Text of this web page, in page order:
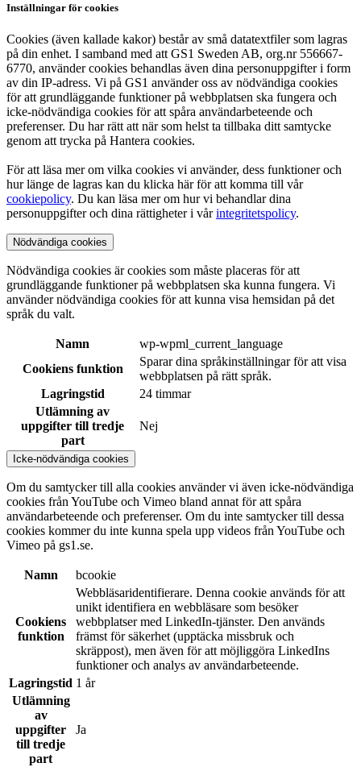
Inställningar för cookies
Cookies (även kallade kakor) består av små datatextfiler som lagras
på din enhet. I samband med att GS1 Sweden AB, org.nr 556667-
6770, använder cookies behandlas även dina personuppgifter i form
av din IP-adress. Vi på GS1 använder oss av nödvändiga cookies
för att grundläggande funktioner på webbplatsen ska fungera och
icke-nödvändiga cookies för att spåra användarbeteende och
preferenser. Du har rätt att när som helst ta tillbaka ditt samtycke
genom att trycka på Hantera cookies.
För att läsa mer om vilka cookies vi använder, dess funktioner och
hur länge de lagras kan du klicka här för att komma till vår
cookiepolicy. Du kan läsa mer om hur vi behandlar dina
personuppgifter och dina rättigheter i vårintegritetspolicy.
Nödvändiga cookies
Nödvändiga cookies är cookies som måste placeras för att
grundläggande funktioner på webbplatsen ska kunna fungera. Vi
använder nödvändiga cookies för att kunna visa hemsidan på det
språk du valt.
Namn
wp-wpml_current_language
Cookiens funktion
Sparar dina språkinställningar för att visa
webbplatsen på rätt språk.
Lagringstid
24 timmar
Utlämning av
uppgifter till tredje
part
Nej
Icke-nödvändiga cookies
Om du samtycker till alla cookies använder vi även icke-nödvändiga
cookies från YouTube och Vimeo bland annat för att spåra
användarbeteende och preferenser. Om du inte samtycker till dessa
cookies kommer du inte kunna spela upp videos från YouTube och
Vimeo på gs1.se.
Namn bcookie
Cookiens
funktion
Webbläsaridentifierare. Denna cookie används för att
unikt identifiera en webbläsare som besöker
webbplatser med LinkedIn-tjänster. Den används
främst för säkerhet (upptäcka missbruk och
skräppost), men även för att möjliggöra LinkedIns
funktioner och analys av användarbeteende.
Lagringstid 1 år
Utlämning
av
uppgifter
till tredje
part
Ja